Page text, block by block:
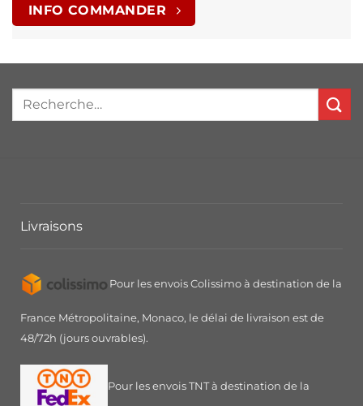
INFO COMMANDER
Livraisons
Pour les envois Colissimo à destination de la
France Métropolitaine, Monaco, le délai de livraison est de
48/72h (jours ouvrables).
Pour les envois TNT à destination de la